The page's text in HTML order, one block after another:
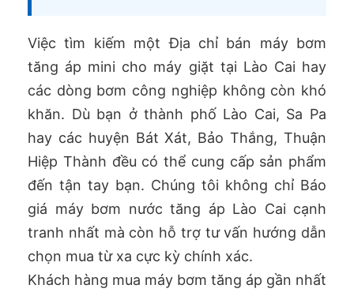
Việc tìm kiếm một Địa chỉ bán máy bơm
tăng áp mini cho máy giặt tại Lào Cai hay
các dòng bơm công nghiệp không còn khó
khăn. Dù bạn ở thành phố Lào Cai, Sa Pa
hay các huyện Bát Xát, Bảo Thắng, Thuận
Hiệp Thành đều có thể cung cấp sản phẩm
đến tận tay bạn. Chúng tôi không chỉ Báo
giá máy bơm nước tăng áp Lào Cai cạnh
tranh nhất mà còn hỗ trợ tư vấn hướng dẫn
chọn mua từ xa cực kỳ chính xác.
Khách hàng mua máy bơm tăng áp gần nhất